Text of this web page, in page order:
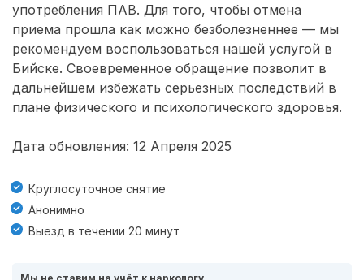
употребления ПАВ. Для того, чтобы отмена
приема прошла как можно безболезненнее — мы
рекомендуем воспользоваться нашей услугой в
Бийске. Своевременное обращение позволит в
дальнейшем избежать серьезных последствий в
плане физического и психологического здоровья.
Дата обновления: 12 Апреля 2025
Круглосуточное снятие
Анонимно
Выезд в течении 20 минут